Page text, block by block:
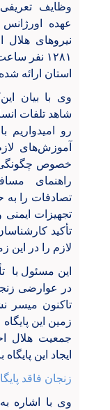
وظایف
عهده
نیروهای
۱۲۸۱ نفر
استان ارائه
وی با بیان
شاهد تلفات
رو امیدواریم
آموزش‌های
خصوص چگونگی
راهنمای
تصادفات را به
تجهیزات ایمنی
تأکید
لازم را در این
این مسئول با
در عوارضی
تاکنون میسر
زمین این
جمعیت هلال
ایجاد این
زنجان فاقد
وی با اشاره